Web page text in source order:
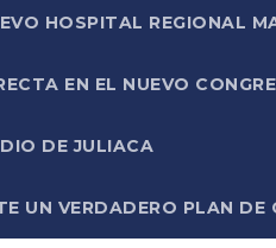
HOSPITAL REGIONAL
EN EL NUEVO
DE JULIACA
UN VERDADERO PLAN DE